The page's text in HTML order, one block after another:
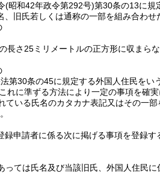
(昭和42年政令第292号)第30条の13に規
、旧氏若しくは通称の一部を組み合わ
長さ25ミリメートルの正方形に収まら
第30条の45に規定する外国人住民をい
れに準ずる方法により一定の事項を確
ている氏名のカタカナ表記又はその一
申請者に係る次に掲げる事項を登録す
ては氏名及び当該旧氏、外国人住民